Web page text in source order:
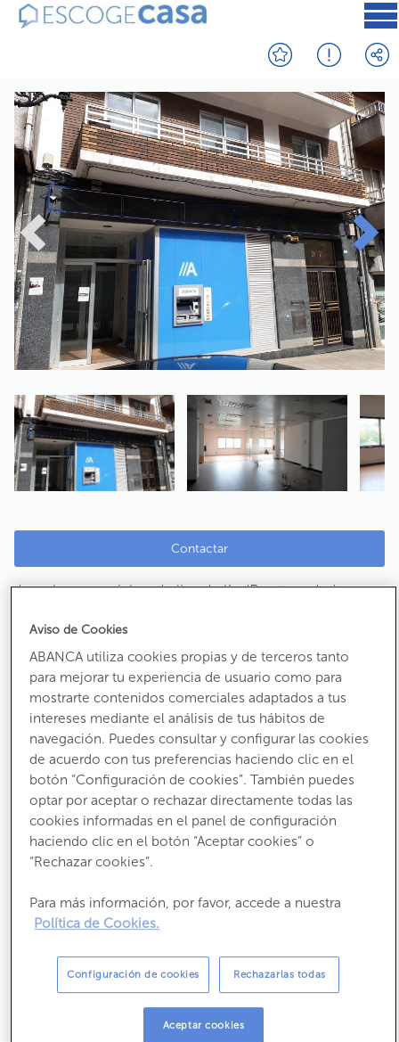
Contactar
Local comercial en Lalin - Lalín (Pontevedra)
Ref:1019096
Calle Matemático Rodríguez
CP:36500
94.000 €
Antes:113.600 €
Ha bajado un17%
También en alquiler por790 €/mes
2
Estado:Segunda Mano
Año construcción:1972
Emisiones:
44 kg CO
/ año
Aviso de Cookies
ABANCA utiliza cookies propias y de terceros tanto
para mejorar tu experiencia de usuario como para
mostrarte contenidos comerciales adaptados a tus
intereses mediante el análisis de tus hábitos de
navegación. Puedes consultar y configurar las cookies
de acuerdo con tus preferencias haciendo clic en el
botón “Configuración de cookies”. También puedes
optar por aceptar o rechazar directamente todas las
cookies informadas en el panel de configuración
haciendo clic en el botón “Aceptar cookies” o
“Rechazar cookies”.
Para más información, por favor, accede a nuestra
Política de Cookies.
Configuración de cookies
Aceptar cookies
Rechazarlas todas